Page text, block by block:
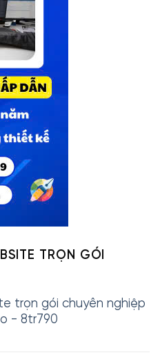
TRỌN GÓI
trọn gói chuyên nghiệp
- 8tr790